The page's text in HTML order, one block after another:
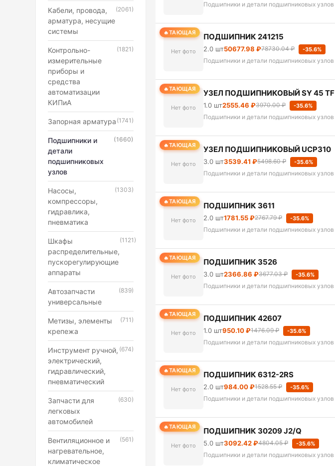
Кабели, провода,
арматура, несущие
системы
(2061)
Контрольно-
измерительные
приборы и
средства
автоматизации
КИПиА
(1821)
Запорная арматура (1741)
Подшипники и
детали
подшипниковых
узлов
(1660)
Насосы,
компрессоры,
гидравлика,
пневматика
(1303)
Шкафы
распределительные,
пускорегулирующие
аппараты
(1121)
Автозапчасти
универсальные
(839)
Метизы, элементы
крепежа
(711)
Инструмент ручной,
электрический,
гидравлический,
пневматический
(674)
Запчасти для
легковых
автомобилей
(630)
Вентиляционное и
нагревательное,
климатическое
(561)
Подшипники и детали подшипниковых узлов
ТАЮЩАЯ
Нет фото
ПОДШИПНИК 241215
2.0 шт50677.98 ₽78730.04 ₽ -35.6%
Подшипники и детали подшипниковых узлов
ТАЮЩАЯ
Нет фото
УЗЕЛ ПОДШИПНИКОВЫЙ SY 45 TF
1.0 шт2555.46 ₽3970.00 ₽ -35.6%
Подшипники и детали подшипниковых узлов
ТАЮЩАЯ
Нет фото
УЗЕЛ ПОДШИПНИКОВЫЙ UCP310
3.0 шт3539.41 ₽5498.60 ₽ -35.6%
Подшипники и детали подшипниковых узлов
ТАЮЩАЯ
Нет фото
ПОДШИПНИК 3611
2.0 шт1781.55 ₽2767.79 ₽ -35.6%
Подшипники и детали подшипниковых узлов
ТАЮЩАЯ
Нет фото
ПОДШИПНИК 3526
3.0 шт2366.86 ₽3677.03 ₽ -35.6%
Подшипники и детали подшипниковых узлов
ТАЮЩАЯ
Нет фото
ПОДШИПНИК 42607
1.0 шт950.10 ₽1476.09 ₽ -35.6%
Подшипники и детали подшипниковых узлов
ТАЮЩАЯ
Нет фото
ПОДШИПНИК 6312-2RS
2.0 шт984.00 ₽1528.55 ₽ -35.6%
Подшипники и детали подшипниковых узлов
ТАЮЩАЯ
Нет фото
ПОДШИПНИК 30209 J2/Q
5.0 шт3092.42 ₽4804.05 ₽ -35.6%
Подшипники и детали подшипниковых узлов